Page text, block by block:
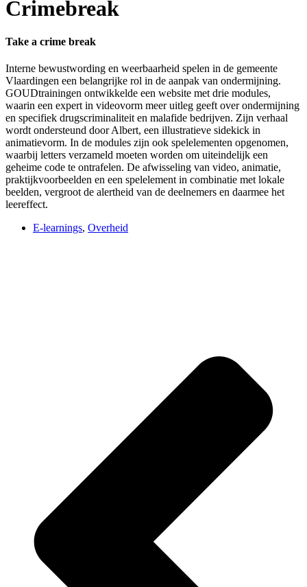
Crimebreak
Take a crime break
Interne bewustwording en weerbaarheid spelen in de gemeente
Vlaardingen een belangrijke rol in de aanpak van ondermijning.
GOUDtrainingen ontwikkelde een website met drie modules,
waarin een expert in videovorm meer uitleg geeft over ondermijning
en specifiek drugscriminaliteit en malafide bedrijven. Zijn verhaal
wordt ondersteund door Albert, een illustratieve sidekick in
animatievorm. In de modules zijn ook spelelementen opgenomen,
waarbij letters verzameld moeten worden om uiteindelijk een
geheime code te ontrafelen. De afwisseling van video, animatie,
praktijkvoorbeelden en een spelelement in combinatie met lokale
beelden, vergroot de alertheid van de deelnemers en daarmee het
leereffect.
E-learnings, Overheid